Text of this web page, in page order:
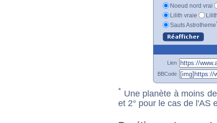
Noeud nord vrai
Lilith vraie
Sauts Astrotheme
Lien
BBCode
* Une planète à moins
et 2° pour le cas de l'AS